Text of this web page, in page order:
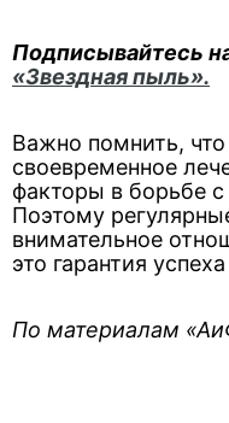
Подписывайтесь
«Звездная пыль».
Важно помнить, что
своевременное
факторы в борьбе
Поэтому
внимательное
это гарантия
По материалам